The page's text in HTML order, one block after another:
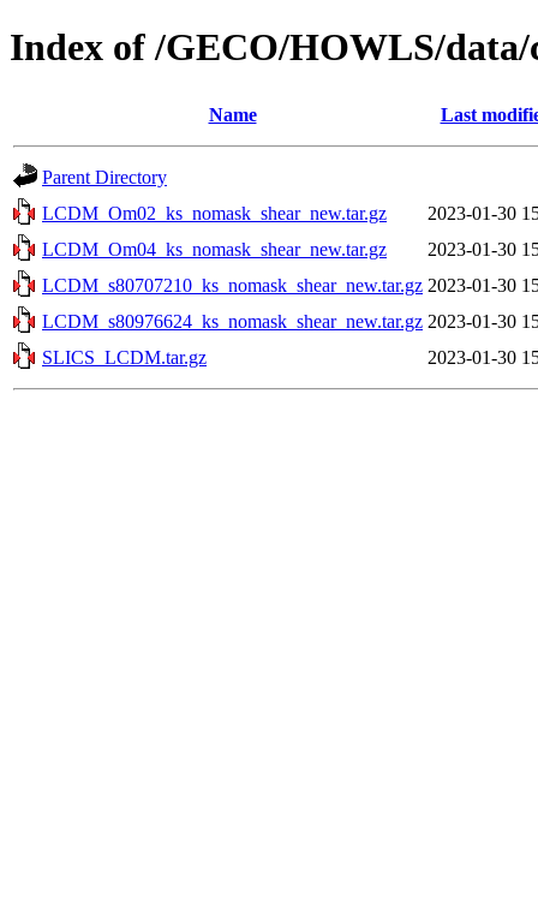
Index of /GECO/HOWLS/data/
Name Last
Parent Directory
LCDM_Om02_ks_nomask_shear_new.tar.gz
2023-01-30
LCDM_Om04_ks_nomask_shear_new.tar.gz
2023-01-30
LCDM_s80707210_ks_nomask_shear_new.tar.gz 2023-01-30
LCDM_s80976624_ks_nomask_shear_new.tar.gz 2023-01-30
SLICS_LCDM.tar.gz
2023-01-30